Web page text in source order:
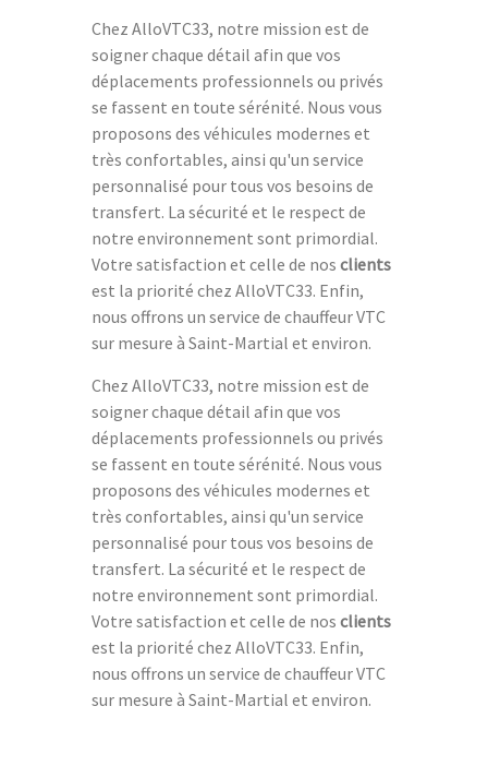
Chez AlloVTC33, notre mission est de
soigner chaque détail afin que vos
déplacements professionnels ou privés
se fassent en toute sérénité. Nous vous
proposons des véhicules modernes et
très confortables, ainsi qu'un service
personnalisé pour tous vos besoins de
transfert. La sécurité et le respect de
notre environnement sont primordial.
Votre satisfaction et celle de nos clients
est la priorité chez AlloVTC33. Enfin,
nous offrons un service de chauffeur VTC
sur mesure à Saint-Martial et environ.
Chez AlloVTC33, notre mission est de
soigner chaque détail afin que vos
déplacements professionnels ou privés
se fassent en toute sérénité. Nous vous
proposons des véhicules modernes et
très confortables, ainsi qu'un service
personnalisé pour tous vos besoins de
transfert. La sécurité et le respect de
notre environnement sont primordial.
Votre satisfaction et celle de nos clients
est la priorité chez AlloVTC33. Enfin,
nous offrons un service de chauffeur VTC
sur mesure à Saint-Martial et environ.